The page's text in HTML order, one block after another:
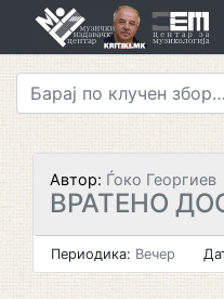
Автор: Ѓоко Георгиев
ВРАТЕНО
Периодика: Вечер